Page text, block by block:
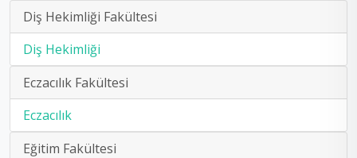
Diş Hekimliği Fakültesi
Diş Hekimliği
Eczacılık Fakültesi
Eczacılık
Eğitim Fakültesi